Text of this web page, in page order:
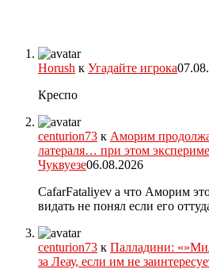
Horush к Угадайте игрока
Креспо
centurion73 к Аморим
латераля… при этом
Чуквуезе06.08.2026
CafarFataliyev а что Аморим
видать не понял если его
centurion73 к Палладини:
за Леау, если им не